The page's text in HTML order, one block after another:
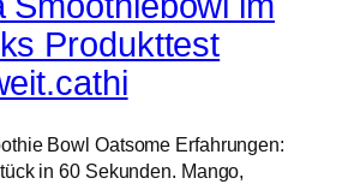
Produkttest
Bowl Oatsome Erfahrungen:
in 60 Sekunden. Mango,